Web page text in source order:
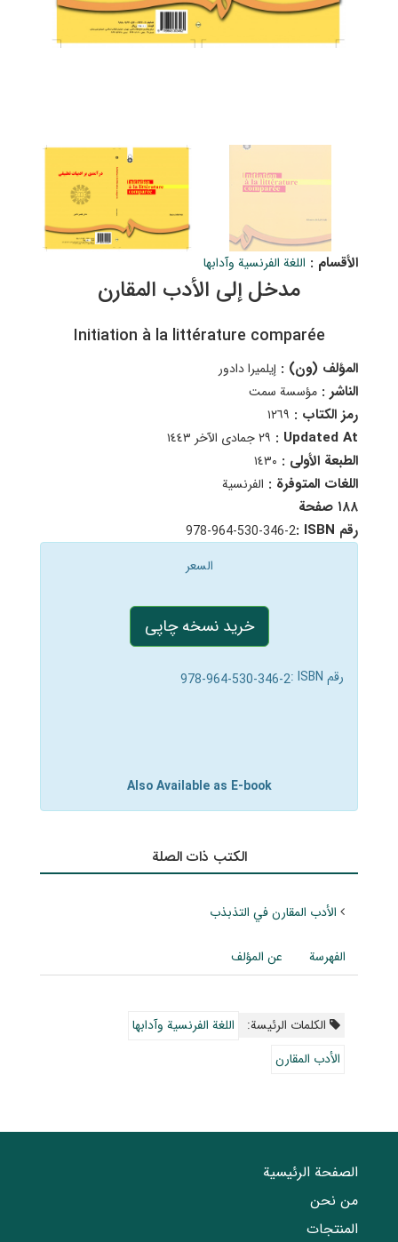
الأقسام : اللغة الفرنسية وآدابها
مدخل إلى الأدب المقارن
Initiation à la littérature comparée
المؤلف (ون) : إيلميرا دادور
الناشر : مؤسسة سمت
رمز الكتاب : ١٢٦٩
Updated At : ٢٩ جمادى الآخر ١٤٤٣
الطبعة الأولى : ١٤٣٠
اللغات المتوفرة : الفرنسية
١٨٨ صفحة
رقم ISBN :
978-964-530-‍346-2
السعر
خرید نسخه چاپی
رقم ISBN : 978-964-530-‍346-2
Also Available as E-book
الکتب ذات الصلة
الأدب المقارن في التذبذب
الفهرسة عن المؤلف
الکلمات الرئيسة:
اللغة الفرنسية وآدابها
الأدب المقارن
الصفحة الرئيسية
من نحن
المنتجات